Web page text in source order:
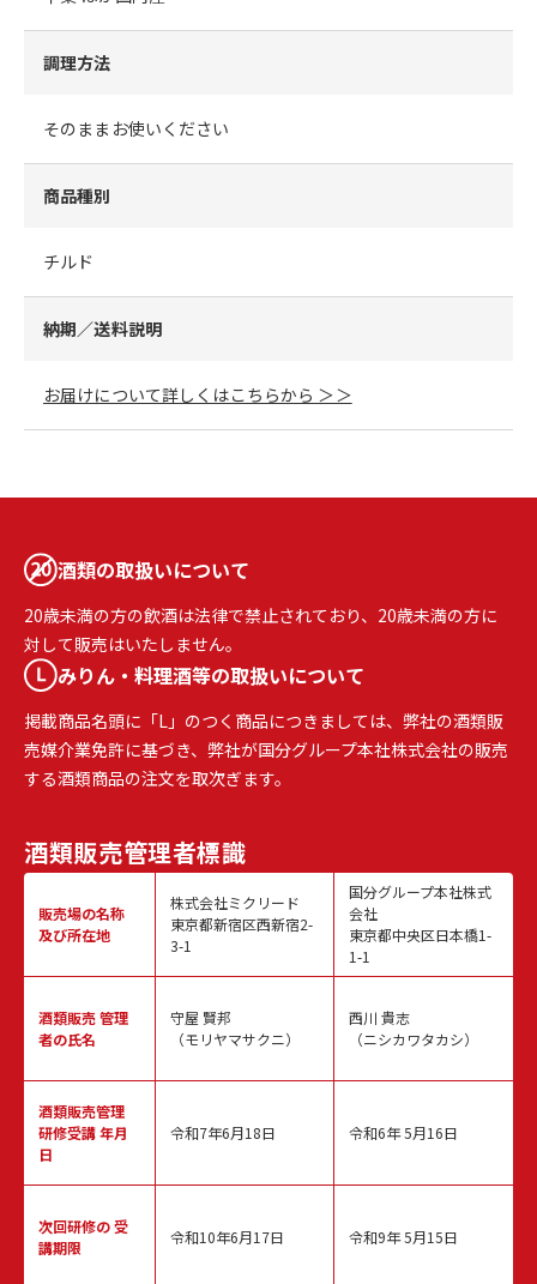
調理方法
そのままお使いください
商品種別
チルド
納期／送料説明
お届けについて詳しくはこちらから ＞＞
酒類の取扱いについて
20歳未満の方の飲酒は法律で禁止されており、20歳未満の方に
対して販売はいたしません。
みりん・料理酒等の取扱いについて
掲載商品名頭に「L」のつく商品につきましては、弊社の酒類販
売媒介業免許に基づき、弊社が国分グループ本社株式会社の販売
する酒類商品の注文を取次ぎます。
酒類販売管理者標識
販売場の名称
及び所在地
酒類販売管理
者の氏名
酒類販売管理
研修受講 年月
日
次回研修の受
講期限
株式会社ミクリード
東京都新宿区西新宿2-
3-1
守屋 賢邦
（モリヤマサクニ）
令和7年6月18日
令和10年6月17日
国分グループ本社株式
会社
東京都中央区日本橋1-
1-1
西川 貴志
（ニシカワタカシ）
令和6年 5月16日
令和9年 5月15日